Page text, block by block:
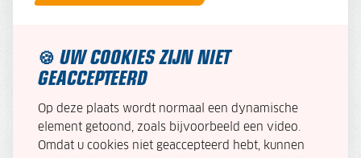
🍪 UW COOKIES ZIJN NIET
GEACCEPTEERD
Op deze plaats wordt normaal een dynamische
element getoond, zoals bijvoorbeeld een video.
Omdat u cookies niet geaccepteerd hebt, kunnen